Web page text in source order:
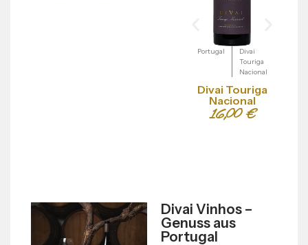
Portugal
Divai
Touriga
Nacional
Divai Touriga
Nacional
16,00€
Divai Vinhos –
Genuss aus
Portugal